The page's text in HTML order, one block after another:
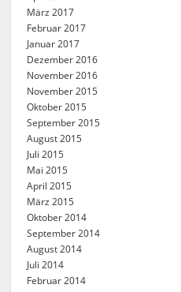
März 2017
Februar 2017
Januar 2017
Dezember 2016
November 2016
November 2015
Oktober 2015
September 2015
August 2015
Juli 2015
Mai 2015
April 2015
März 2015
Oktober 2014
September 2014
August 2014
Juli 2014
Februar 2014